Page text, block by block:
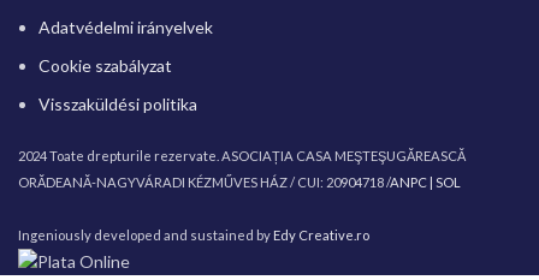
Adatvédelmi irányelvek
Cookie szabályzat
Visszaküldési politika
2024 Toate drepturile rezervate. ASOCIAȚIA CASA MEŞTEŞUGĂREASCĂ
ORĂDEANĂ-NAGYVÁRADI KÉZMŰVES HÁZ / CUI: 20904718 /ANPC | SOL
Ingeniously developed and sustained by Edy Creative.ro